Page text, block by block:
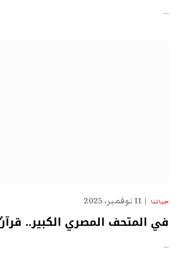
…
حياتنا 11 نوفمبر، 2025
في المتحف المصري الكبير..
…